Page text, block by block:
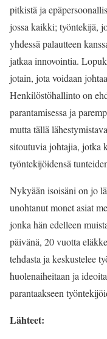
pitkistä ja
jossa kaikki; työntekijä,
yhdessä palautteen
jatkaa innovointia.
jotain, jota voidaan
Henkilöstöhallinto on
parantamisessa ja
mutta tällä
sitoutuvia johtajia, jotka
työntekijöidensä
Nykyään isoisäni on jo
unohtanut monet asiat
jonka hän edelleen
päivänä, 20 vuotta
tehdasta ja keskustelee
huolenaiheitaan ja
parantaakseen
Lähteet: